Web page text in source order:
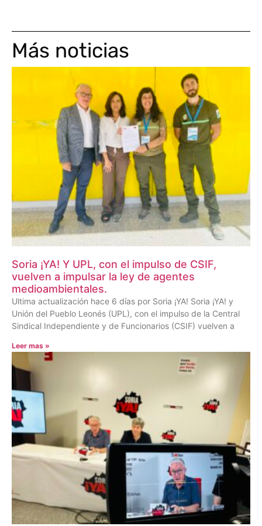
Más noticias
Soria ¡YA! Y UPL, con el impulso de CSIF,
vuelven a impulsar la ley de agentes
medioambientales.
Ultima actualización hace 6 días por Soria ¡YA! Soria ¡YA! y
Unión del Pueblo Leonés (UPL), con el impulso de la Central
Sindical Independiente y de Funcionarios (CSIF) vuelven a
Leer mas »